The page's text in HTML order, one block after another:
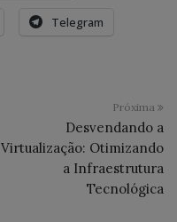
Telegram
Próxima
Desvendando a
Virtualização: Otimizando
a Infraestrutura
Tecnológica